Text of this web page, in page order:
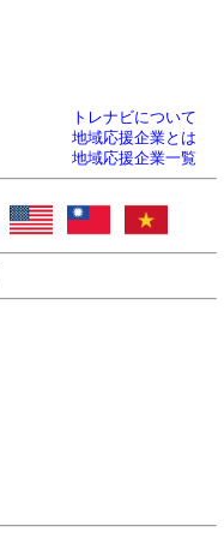
トレナビについて
地域応援企業とは
地域応援企業一覧